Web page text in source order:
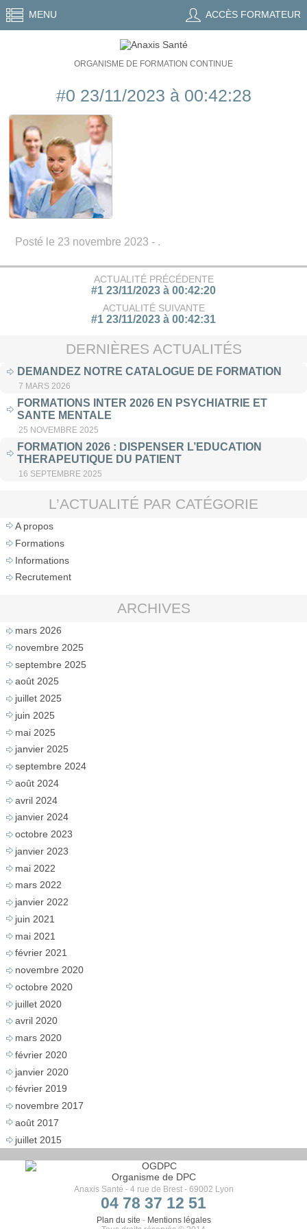
MENU ACCÈS FORMATEUR
ORGANISME DE FORMATION CONTINUE
#0 23/11/2023 à 00:42:28
Posté le 23 novembre 2023 - .
ACTUALITÉ PRÉCÉDENTE
#1 23/11/2023 à 00:42:20
ACTUALITÉ SUIVANTE
#1 23/11/2023 à 00:42:31
DERNIÈRES ACTUALITÉS
DEMANDEZ NOTRE CATALOGUE DE FORMATION
7 MARS 2026
FORMATIONS INTER 2026 EN PSYCHIATRIE ET
SANTE MENTALE
25 NOVEMBRE 2025
FORMATION 2026 : DISPENSER L’EDUCATION
THERAPEUTIQUE DU PATIENT
16 SEPTEMBRE 2025
L’ACTUALITÉ PAR CATÉGORIE
A propos
Formations
Informations
Recrutement
ARCHIVES
mars 2026
novembre 2025
septembre 2025
août 2025
juillet 2025
juin 2025
mai 2025
janvier 2025
septembre 2024
août 2024
avril 2024
janvier 2024
octobre 2023
janvier 2023
mai 2022
mars 2022
janvier 2022
juin 2021
mai 2021
février 2021
novembre 2020
octobre 2020
juillet 2020
avril 2020
mars 2020
février 2020
janvier 2020
février 2019
novembre 2017
août 2017
juillet 2015
Organisme de DPC
Anaxis Santé - 4 rue de Brest - 69002 Lyon
04 78 37 12 51
Plan du site - Mentions légales